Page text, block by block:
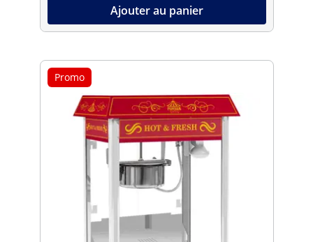
Ajouter au panier
Promo